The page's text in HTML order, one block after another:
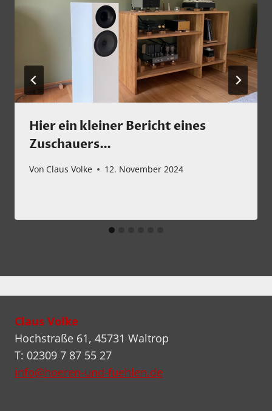
Hier ein kleiner Bericht eines
Zuschauers…
Von Claus Volke 12. November 2024
Claus Volke
Hochstraße 61, 45731 Waltrop
T: 02309 7 87 55 27
info@hoeren-und-fuehlen.de